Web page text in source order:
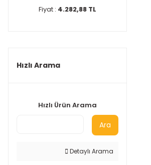
Fiyat : 4.282,88 TL
Hızlı Arama
Hızlı Ürün Arama
Ara
Detaylı Arama